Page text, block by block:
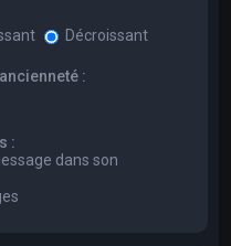
Décroissant
:
:
dans son